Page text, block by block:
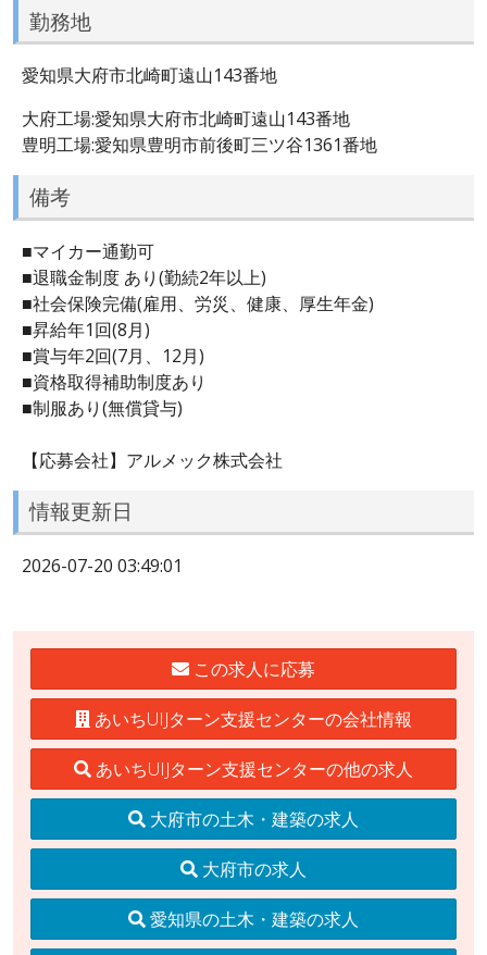
勤務地
愛知県大府市北崎町遠山143番地
大府工場:愛知県大府市北崎町遠山143番地
豊明工場:愛知県豊明市前後町三ツ谷1361番地
備考
■マイカー通勤可
■退職金制度 あり(勤続2年以上)
■社会保険完備(雇用、労災、健康、厚生年金)
■昇給年1回(8月)
■賞与年2回(7月、12月)
■資格取得補助制度あり
■制服あり(無償貸与)
【応募会社】アルメック株式会社
情報更新日
2026-07-20 03:49:01
この求人に応募
あいちUIJターン支援センターの会社情報
あいちUIJターン支援センターの他の求人
大府市の土木・建築の求人
大府市の求人
愛知県の土木・建築の求人